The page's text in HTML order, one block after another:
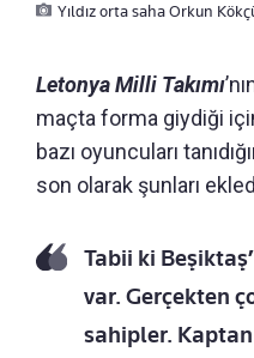
Yıldız orta saha Orkun
Letonya Milli Takımı
maçta forma giydiği
bazı oyuncuları
son olarak şunları
Tabii ki
var. Gerçekten
sahipler.